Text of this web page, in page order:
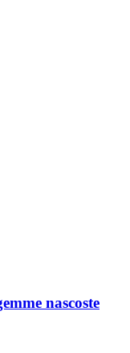
nascoste